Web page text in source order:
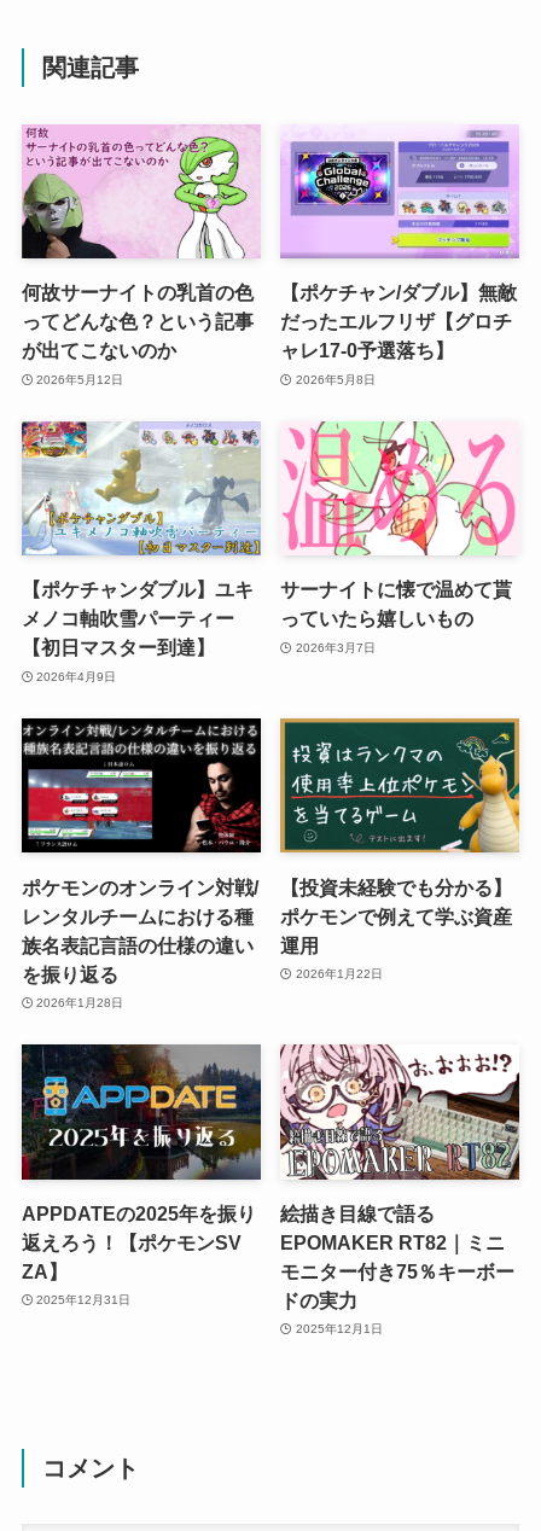
関連記事
何故サーナイトの乳首の色
ってどんな色？という記事
が出てこないのか
2026年5月12日
【ポケチャン/ダブル】無敵
だったエルフリザ【グロチ
ャレ17-0予選落ち】
2026年5月8日
【ポケチャンダブル】ユキ
メノコ軸吹雪パーティー
【初日マスター到達】
2026年4月9日
サーナイトに懐で温めて貰
っていたら嬉しいもの
2026年3月7日
ポケモンのオンライン対戦/
レンタルチームにおける種
族名表記言語の仕様の違い
を振り返る
2026年1月28日
【投資未経験でも分かる】
ポケモンで例えて学ぶ資産
運用
2026年1月22日
APPDATEの2025年を振り
返えろう！【ポケモンSV
ZA】
2025年12月31日
絵描き目線で語る
EPOMAKER RT82｜ミニ
モニター付き75％キーボー
ドの実力
2025年12月1日
コメント